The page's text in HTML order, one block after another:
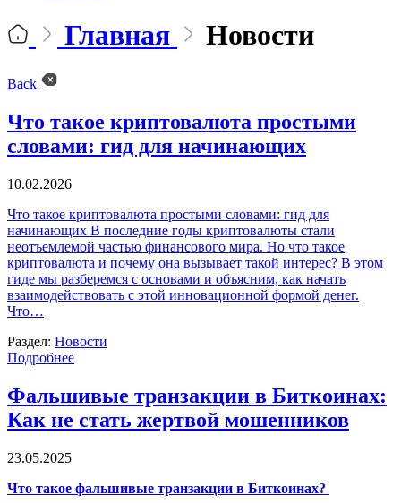
Главная Новости
Back
Что такое криптовалюта простыми
словами: гид для начинающих
10.02.2026
Что такое криптовалюта простыми словами: гид для
начинающих В последние годы криптовалюты стали
неотъемлемой частью финансового мира. Но что такое
криптовалюта и почему она вызывает такой интерес? В этом
гиде мы разберемся с основами и объясним, как начать
взаимодействовать с этой инновационной формой денег.
Что…
Раздел: Новости
Подробнее
Фальшивые транзакции в Биткоинах:
Как не стать жертвой мошенников
23.05.2025
Что такое фальшивые транзакции в Биткоинах?